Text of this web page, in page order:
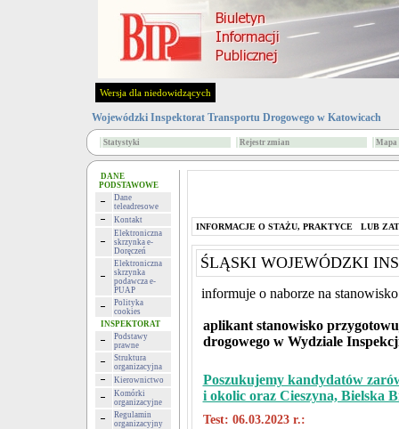
Wersja dla niedowidzących
Wojewódzki Inspektorat Transportu Drogowego w Katowicach
Statystyki Rejestr zmian Mapa
DANE
PODSTAWOWE
Dane
teleadresowe
Kontakt
Elektroniczna
skrzynka e-
Doręczeń
Elektroniczna
skrzynka
podawcza e-
PUAP
Polityka
cookies
INSPEKTORAT
Podstawy
prawne
Struktura
organizacyjna
Kierownictwo
Komórki
organizacyjne
Regulamin
organizacyjny
INFORMACJE O STAŻU, PRAKTYCE LUB
ŚLĄSKI WOJEWÓDZKI
informuje o naborze na
aplikant stanowisko
drogowego w Wydziale
Poszukujemy kandydatów
i okolic oraz Cieszyna, Bielska
Test: 06.03.2023 r.: